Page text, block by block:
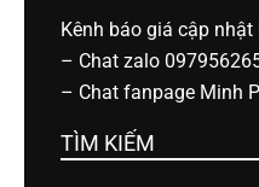
Kênh báo giá cập nhật
– Chat zalo
– Chat fanpage Minh
TÌM KIẾM